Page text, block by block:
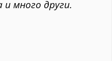
много други.